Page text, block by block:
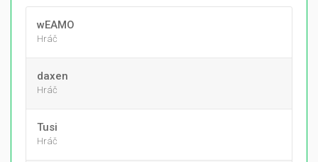
wEAMO
Hráč
daxen
Hráč
Tusi
Hráč